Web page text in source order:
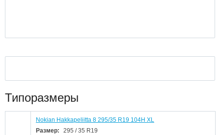
Типоразмеры
Nokian Hakkapeliitta 8 295/35 R19 104H XL
Размер:
295 / 35 R19